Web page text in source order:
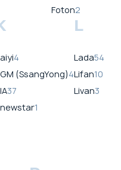
Foton2
4
(SsangYong)4
37
1
L
Lada54
Lifan10
Livan3